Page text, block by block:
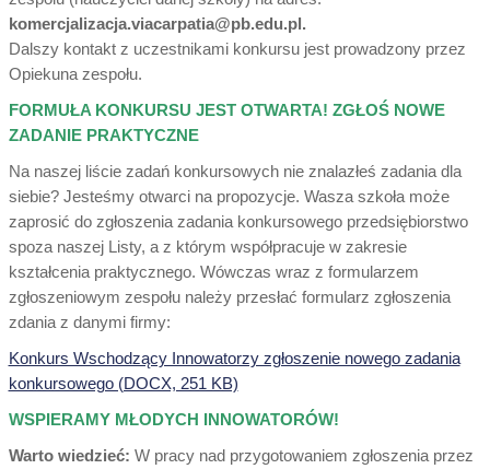
komercjalizacja.viacarpatia@pb.edu.pl.
Dalszy kontakt z uczestnikami konkursu jest prowadzony przez
Opiekuna zespołu.
FORMUŁA KONKURSU JEST OTWARTA! ZGŁOŚ NOWE
ZADANIE PRAKTYCZNE
Na naszej liście zadań konkursowych nie znalazłeś zadania dla
siebie? Jesteśmy otwarci na propozycje. Wasza szkoła może
zaprosić do zgłoszenia zadania konkursowego przedsiębiorstwo
spoza naszej Listy, a z którym współpracuje w zakresie
kształcenia praktycznego. Wówczas wraz z formularzem
zgłoszeniowym zespołu należy przesłać formularz zgłoszenia
zdania z danymi firmy:
Konkurs Wschodzący Innowatorzy zgłoszenie nowego zadania
konkursowego (DOCX, 251 KB)
WSPIERAMY MŁODYCH INNOWATORÓW!
Warto wiedzieć: W pracy nad przygotowaniem zgłoszenia przez